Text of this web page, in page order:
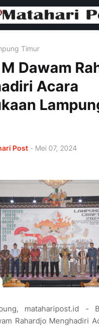
Timur
Dawam
Acara
Post - Mei 07, 2024
mataharipost.id -
Rahardjo Menghadiri